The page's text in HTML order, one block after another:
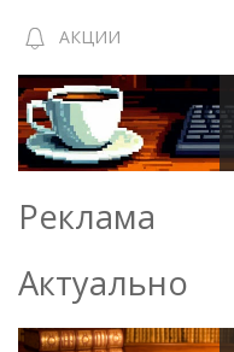
АКЦИИ
Реклама
Актуально